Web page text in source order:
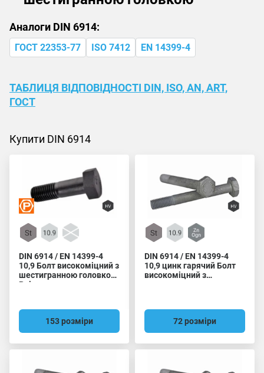
Аналоги DIN 6914:
ТАБЛИЦЯ ВІДПОВІДНОСТІ DIN, ISO, AN, ART,
ГОСТ
ГОСТ 22353-77 ISO 7412 EN 14399-4
Купити DIN 6914
DIN 6914 / EN 14399-4
10,9 Болт високоміцний з
шестигранною головкою
Peiner
153 розміри
DIN 6914 / EN 14399-4
10,9 цинк гарячий Болт
високоміцний з
72 розміри